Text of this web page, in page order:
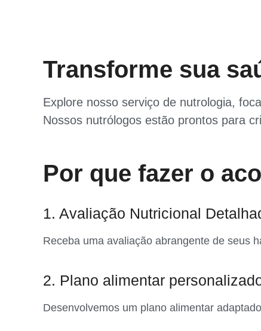
Transforme sua
Explore nosso serviço de nutrologia,
Nossos nutrólogos estão prontos para
Por que fazer o
1. Avaliação Nutricional
Receba uma avaliação abrangente de seus
2. Plano alimentar
Desenvolvemos um plano alimentar